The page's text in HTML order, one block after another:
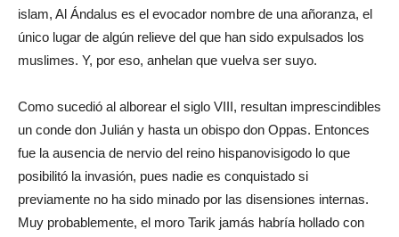
islam, Al Ándalus es el evocador nombre de una añoranza, el
único lugar de algún relieve del que han sido expulsados los
muslimes. Y, por eso, anhelan que vuelva ser suyo.
Como sucedió al alborear el siglo VIII, resultan imprescindibles
un conde don Julián y hasta un obispo don Oppas. Entonces
fue la ausencia de nervio del reino hispanovisigodo lo que
posibilitó la invasión, pues nadie es conquistado si
previamente no ha sido minado por las disensiones internas.
Muy probablemente, el moro Tarik jamás habría hollado con